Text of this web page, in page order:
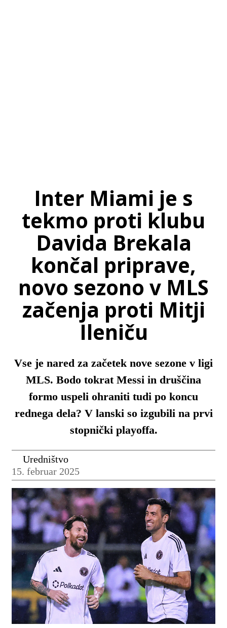
Inter Miami je s
tekmo proti klubu
Davida Brekala
končal priprave,
novo sezono v MLS
začenja proti Mitji
Ileniču
Vse je nared za začetek nove sezone v ligi
MLS. Bodo tokrat Messi in druščina
formo uspeli ohraniti tudi po koncu
rednega dela? V lanski so izgubili na prvi
stopnički playoffa.
Uredništvo
15. februar 2025